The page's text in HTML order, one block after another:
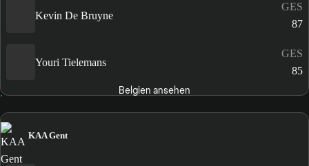
Kevin De Bruyne
GES
87
Youri Tielemans
GES
85
Belgien ansehen
KAA Gent